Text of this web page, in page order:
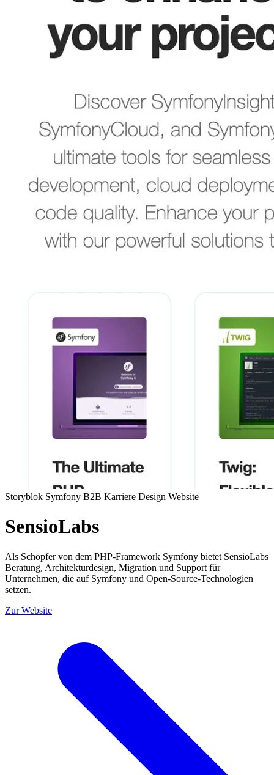
Storyblok Symfony B2B Karriere Design Website
SensioLabs
Als Schöpfer von dem PHP-Framework Symfony bietet SensioLabs
Beratung, Architekturdesign, Migration und Support für
Unternehmen, die auf Symfony und Open-Source-Technologien
setzen.
Zur Website